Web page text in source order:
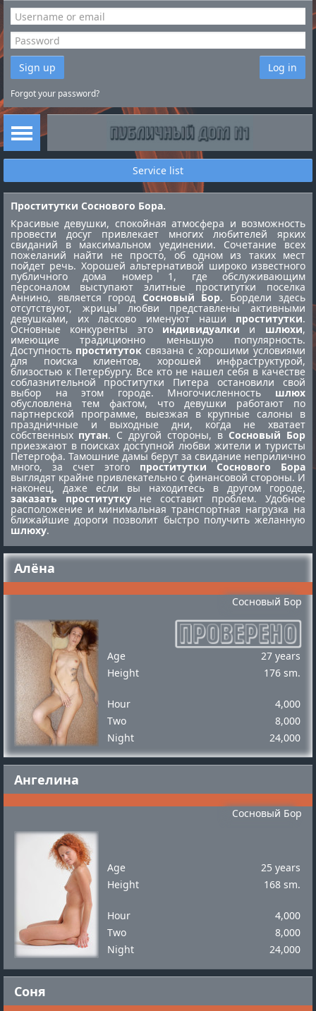
Sign up Log in
Forgot your password?
Service list
Алёна
Сосновый Бор
Age
27 years
Height
176 sm.
Hour
4,000
Two
8,000
Night
24,000
Ангелина
Сосновый Бор
Age
25 years
Height
168 sm.
Hour
4,000
Two
8,000
Night
24,000
Соня
Проститутки Соснового Бора.
Красивые девушки, спокойная атмосфера и возможность
провести досуг привлекает многих любителей ярких
свиданий в максимальном уединении. Сочетание всех
пожеланий найти не просто, об одном из таких мест
пойдет речь. Хорошей альтернативой широко известного
публичного дома номер 1, где обслуживающим
персоналом выступают элитные проститутки поселка
Аннино, является город Сосновый Бор. Бордели здесь
отсутствуют, жрицы любви представлены активными
девушками, их ласково именуют наши проститутки.
Основные конкуренты это индивидуалки и шлюхи,
имеющие традиционно меньшую популярность.
Доступность проституток
для поиска клиентов, хорошей инфраструктурой,
близостью к Петербургу. Все кто не нашел себя в качестве
соблазнительной проститутки Питера
выбор на этом городе. Многочисленность шлюх
обусловлена тем фактом, что девушки работают по
партнерской программе, выезжая в крупные салоны в
праздничные и выходные дни, когда не хватает
собственных путан. С другой стороны, в Сосновый Бор
приезжают в поисках доступной любви жители и туристы
Петергофа. Тамошние дамы берут за свидание неприлично
много, за счет этого проститутки Соснового Бора
выглядят крайне привлекательно с финансовой стороны. И
наконец, даже если вы находитесь в другом городе,
заказать проститутку не составит проблем. Удобное
расположение и минимальная транспортная нагрузка на
ближайшие дороги позволит быстро получить желанную
шлюху.